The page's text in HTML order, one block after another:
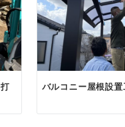
バルコニー屋根設置